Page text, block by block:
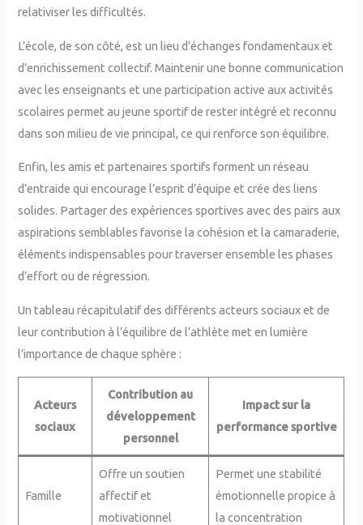
relativiser les difficultés.
L’école, de son côté, est un lieu d’échanges fondamentaux et
d’enrichissement collectif. Maintenir une bonne communication
avec les enseignants et une participation active aux activités
scolaires permet au jeune sportif de rester intégré et reconnu
dans son milieu de vie principal, ce qui renforce son équilibre.
Enfin, les amis et partenaires sportifs forment un réseau
d’entraide qui encourage l’esprit d’équipe et crée des liens
solides. Partager des expériences sportives avec des pairs aux
aspirations semblables favorise la cohésion et la camaraderie,
éléments indispensables pour traverser ensemble les phases
d’effort ou de régression.
Un tableau récapitulatif des différents acteurs sociaux et de
leur contribution à l’équilibre de l’athlète met en lumière
l’importance de chaque sphère :
Acteurs
sociaux
Contribution au
développement
personnel
Impact sur la
performance sportive
Famille
Offre un soutien
affectif et
motivationnel
Permet une stabilité
émotionnelle propice à
la concentration